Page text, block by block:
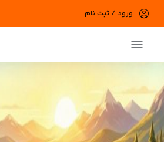
ورود / ثبت نام